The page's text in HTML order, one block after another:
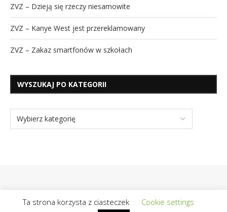
ZVZ – Dzieją się rzeczy niesamowite
ZVZ – Kanye West jest przereklamowany
ZVZ – Zakaz smartfonów w szkołach
WYSZUKAJ PO KATEGORII
Ta strona korzysta z ciasteczek Cookie settings